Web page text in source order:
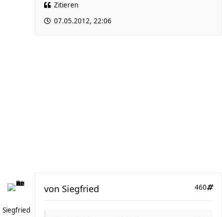
Zitieren
07.05.2012, 22:06
Siegfried
460
von Siegfried